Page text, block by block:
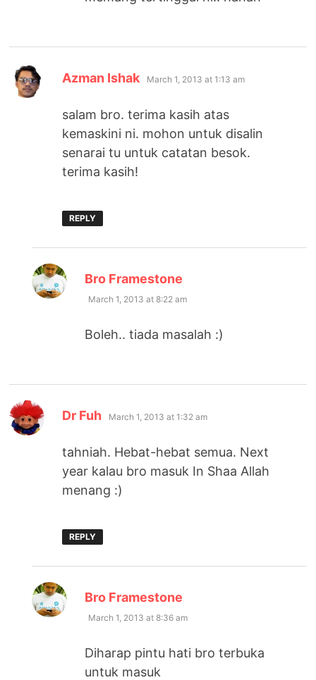
Azman Ishak says:
March 1, 2013 at 1:13 am
salam bro. terima kasih atas
kemaskini ni. mohon untuk disalin
senarai tu untuk catatan besok.
terima kasih!
REPLY
Bro Framestone
March 1, 2013 at 8:22 am
Boleh.. tiada masalah :)
Dr Fuh says:
March 1, 2013 at 1:32 am
tahniah. Hebat-hebat semua. Next
year kalau bro masuk In Shaa Allah
menang :)
REPLY
Bro Framestone
March 1, 2013 at 8:36 am
Diharap pintu hati bro terbuka
untuk masuk